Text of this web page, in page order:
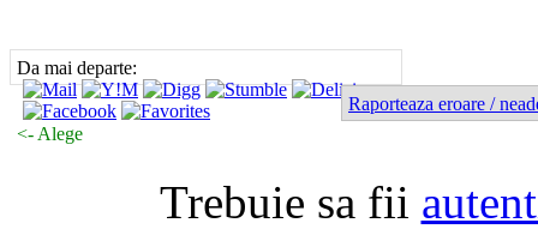
Da mai departe:
<- Alege
Raporteaza eroare /
Trebuie sa fii